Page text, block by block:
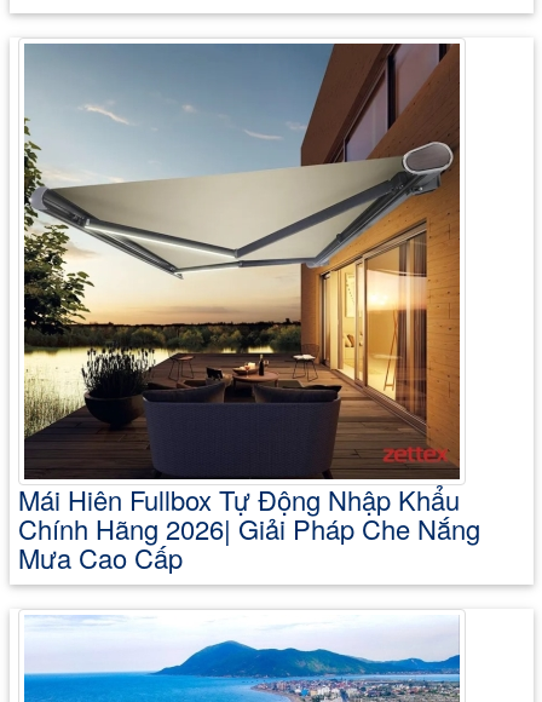
Mái Hiên Fullbox Tự Động Nhập Khẩu
Chính Hãng 2026| Giải Pháp Che Nắng
Mưa Cao Cấp